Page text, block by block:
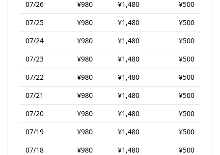
07/26 ¥980 ¥1,480
¥500
07/25
¥980 ¥1,480
¥500
07/24
¥980 ¥1,480
¥500
07/23
¥980 ¥1,480
¥500
07/22
¥980 ¥1,480
¥500
07/21
¥980 ¥1,480
¥500
07/20
¥980 ¥1,480
¥500
07/19
¥980 ¥1,480
¥500
07/18
¥980 ¥1,480
¥500